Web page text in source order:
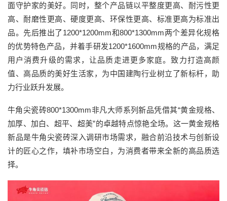
面守护家的美好。同时，整个产品链以平整度更高、耐污性更
高、耐磨性更高、硬度更高、环保性更高、标准更高为标准出
品。先后推出了1200*1200mm和800*1300mm两个差异化规格
的优势特色产品，并着手研发1200*1600mm规格的产品，满足
用户消费升级的需求，让品质走进更多家庭。致力打造高颜
值、高品质的美好生活家，为中国建陶行业树立了新标杆，助
力行业跃升发展。
牛角尖瓷砖800*1300mm非凡大师系列新品凭借其“黄金规格、
加厚、加白、超平、超美”的卓越特点惊艳全场。这一黄金规格
新品是牛角尖瓷砖深入调研市场需求，融合前沿技术与创新设
计的匠心之作，填补市场空白，为消费者带来全新的高品质选
择。